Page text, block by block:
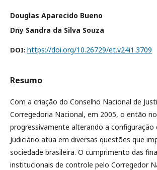
Douglas Aparecido Bueno
Dny Sandra da Silva Souza
DOI: https://doi.org/10.26729/et.v24i1.3709
Resumo
Com a criação do Conselho Nacional de
Corregedoria Nacional, em 2005, o então
progressivamente alterando a configuração
Judiciário atua em diversas questões que
sociedade brasileira. O cumprimento das
institucionais de controle pelo Corregedor